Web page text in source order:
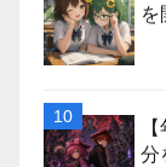
を
分